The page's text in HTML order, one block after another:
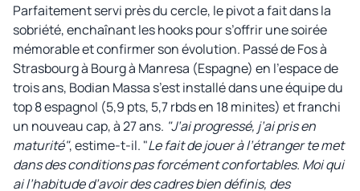
Parfaitement servi près du cercle, le pivot a fait dans la
sobriété, enchaînant les hooks pour s’offrir une soirée
mémorable et confirmer son évolution. Passé de Fos à
Strasbourg à Bourg à Manresa (Espagne) en l’espace de
trois ans, Bodian Massa s’est installé dans une équipe du
top 8 espagnol (5,9 pts, 5,7 rbds en 18 minites) et franchi
un nouveau cap, à 27 ans. "J’ai progressé, j’ai pris en
maturité", estime-t-il. "Le fait de jouer à l’étranger te met
dans des conditions pas forcément confortables. Moi qui
ai l’habitude d’avoir des cadres bien définis, des